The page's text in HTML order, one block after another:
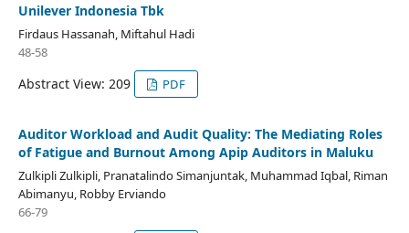
Unilever Indonesia Tbk
Firdaus Hassanah, Miftahul Hadi
48-58
Abstract View: 209 PDF
Auditor Workload and Audit Quality: The Mediating Roles
of Fatigue and Burnout Among Apip Auditors in Maluku
Zulkipli Zulkipli, Pranatalindo Simanjuntak, Muhammad Iqbal, Riman
Abimanyu, Robby Erviando
66-79